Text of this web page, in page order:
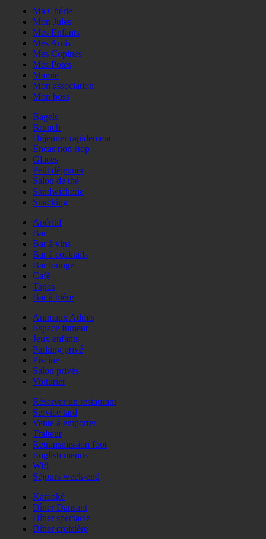
Ma Chérie
Mon Jules
Mes Enfants
Mes Amis
Mes Copines
Mes Potes
Mamie
Mon association
Mon boss
Bagels
Brunch
Déjeuner rapidement
Encas non stop
Glaces
Petit déjeuner
Salon de thé
Sandwicherie
Snacking
Apéritif
Bar
Bar à vins
Bar à cocktails
Bar lounge
Café
Tapas
Bar à bière
Animaux Admis
Espace fumeur
Jeux enfants
Parking privé
Piscine
Salon privés
Voiturier
Réserver un restaurant
Service tard
Vente à emporter
Traiteur
Retransmission foot
English menus
Wifi
Séjours week-end
Karaoké
Dîner Dansant
Dîner spectacle
Dîner croisière